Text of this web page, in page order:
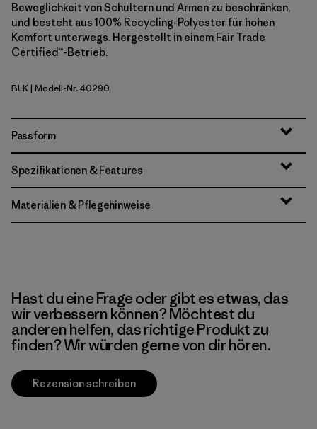
Beweglichkeit von Schultern und Armen zu beschränken,
und besteht aus 100% Recycling-Polyester für hohen
Komfort unterwegs. Hergestellt in einem Fair Trade
Certified™-Betrieb.
Black
BLK| Modell-Nr. 40290
Passform
Spezifikationen & Features
Materialien & Pflegehinweise
Hast du eine Frage oder gibt es etwas, das
wir verbessern können? Möchtest du
anderen helfen, das richtige Produkt zu
finden? Wir würden gerne von dir hören.
Rezension schreiben